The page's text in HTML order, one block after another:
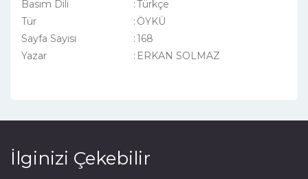
Basım Dili
:Türkçe
Tür
: ÖYKÜ
Sayfa Sayısı
:168
Yazar
: ERKAN SOLMAZ
İlginizi Çekebilir